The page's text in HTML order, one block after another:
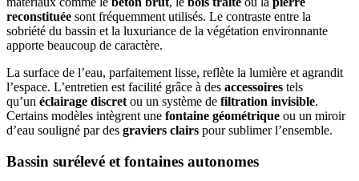
reconstituée sont fréquemment utilisés. Le contraste entre la
sobriété du bassin et la luxuriance de la végétation environnante
apporte beaucoup de caractère.
La surface de l’eau, parfaitement lisse, reflète la lumière et agrandit
l’espace. L’entretien est facilité grâce à des accessoires tels
qu’un éclairage discret ou un système de filtration invisible.
Certains modèles intègrent une fontaine géométrique ou un miroir
d’eau souligné par des graviers clairs pour sublimer l’ensemble.
Bassin surélevé et fontaines autonomes